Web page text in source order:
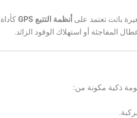
باتت تعتمد على أنظمة التتبع GPS
المفاجئة أو استهلاك الوقود الزائد.
ذكية مكونة من: